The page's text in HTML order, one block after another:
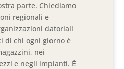
parte. Chiediamo
regionali e
datoriali
di chi ogni giorno è
nei
e negli impianti. È